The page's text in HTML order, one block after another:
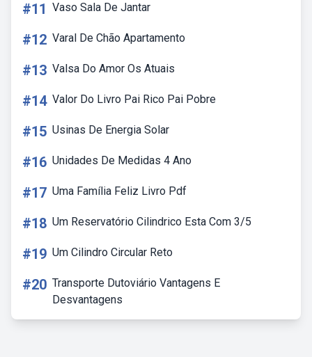
#11 Vaso Sala De Jantar
#12 Varal De Chão Apartamento
#13 Valsa Do Amor Os Atuais
#14 Valor Do Livro Pai Rico Pai Pobre
#15 Usinas De Energia Solar
#16 Unidades De Medidas 4 Ano
#17 Uma Família Feliz Livro Pdf
#18 Um Reservatório Cilindrico Esta Com 3/5
#19 Um Cilindro Circular Reto
#20 Transporte Dutoviário Vantagens E
Desvantagens